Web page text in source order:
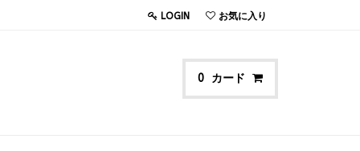
LOGIN お気に入り
0 カード